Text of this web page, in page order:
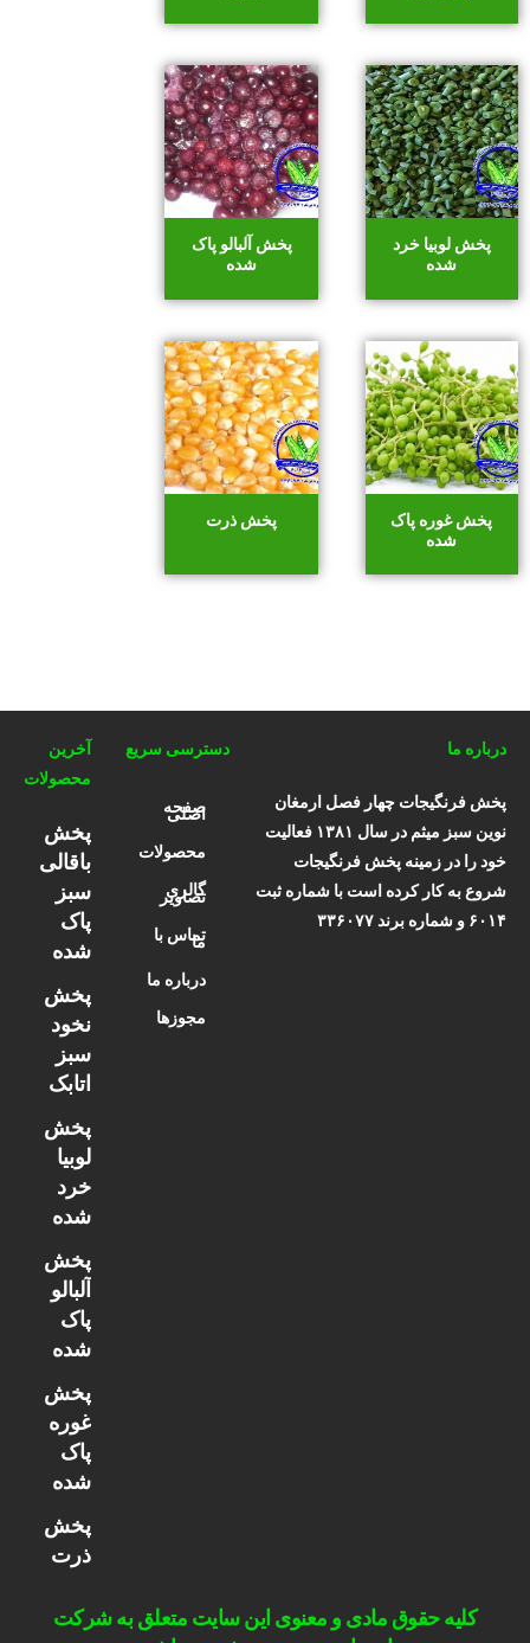
پخش لوبیا خرد
شده
پخش آلبالو پاک
شده
پخش غوره پاک
شده
پخش ذرت
درباره ما
پخش فرنگیجات چهار فصل ارمغان
نوین سبز میثم در سال ۱۳۸۱ فعالیت
خود را در زمینه پخش فرنگیجات
شروع به کار کرده است با شماره ثبت
۶۰۱۴ و شماره برند ۳۳۶۰۷۷
دسترسی سریع
صفحه
اصلی
محصولات
گالری
تصاویر
تماس با
ما
درباره ما
مجوزها
آخرین
محصولات
پخش
باقالی
سبز
پاک
شده
پخش
نخود
سبز
اتابک
پخش
لوبیا
خرد
شده
پخش
آلبالو
پاک
شده
پخش
غوره
پاک
شده
پخش
ذرت
کلیه حقوق مادی و معنوی این سایت متعلق به شرکت